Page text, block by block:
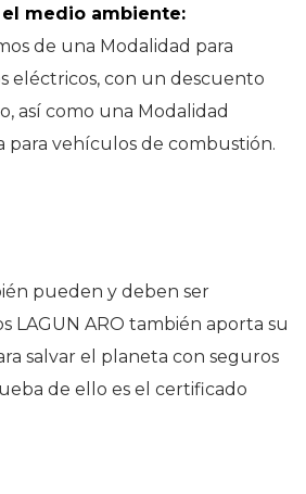
medio ambiente:
de una Modalidad para
eléctricos, con un descuento
así como una Modalidad
para vehículos de combustión.
pueden y deben ser
LAGUN ARO también aporta su
salvar el planeta con seguros
de ello es el certificado